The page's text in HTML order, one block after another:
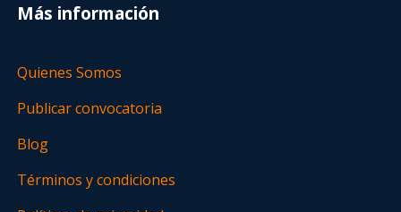
Más información
Quienes Somos
Publicar convocatoria
Blog
Términos y condiciones